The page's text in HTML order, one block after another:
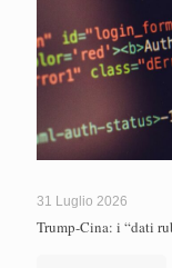
31 Luglio 2026
Trump-Cina: i “dati